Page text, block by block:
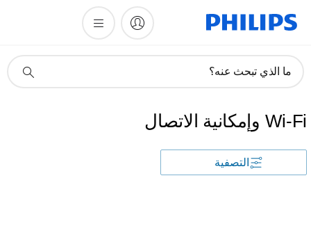
دعم
ما الذي تبحث عنه؟
Wi-Fi وإمكانية الاتصال
التصفية